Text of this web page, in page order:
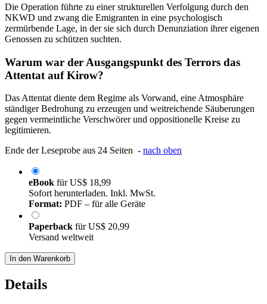
Die Operation führte zu einer strukturellen Verfolgung durch den
NKWD und zwang die Emigranten in eine psychologisch
zermürbende Lage, in der sie sich durch Denunziation ihrer eigenen
Genossen zu schützen suchten.
Warum war der Ausgangspunkt des Terrors das
Attentat auf Kirow?
Das Attentat diente dem Regime als Vorwand, eine Atmosphäre
ständiger Bedrohung zu erzeugen und weitreichende Säuberungen
gegen vermeintliche Verschwörer und oppositionelle Kreise zu
legitimieren.
Ende der Leseprobe aus 24 Seiten - nach oben
eBook fürUS$ 18,99
Sofort herunterladen. Inkl. MwSt.
Format: PDF – für alle Geräte
Paperback fürUS$ 20,99
Versand weltweit
In den Warenkorb
Details